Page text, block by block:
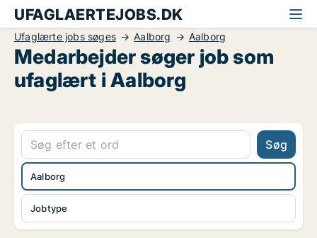
UFAGLAERTEJOBS.DK
Ufaglærte jobs søges Aalborg Aalborg
Medarbejder søger job som
ufaglært i Aalborg
Søg
Jobtype
Aalborg